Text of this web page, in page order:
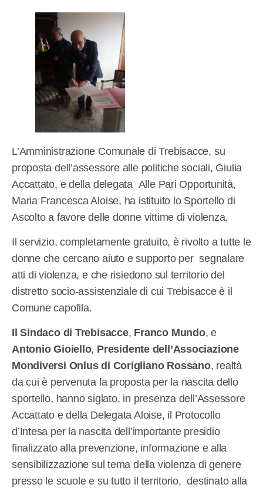
L’Amministrazione Comunale di Trebisacce, su
proposta dell’assessore alle politiche sociali, Giulia
Accattato, e della delegata Alle Pari Opportunità,
Maria Francesca Aloise, ha istituito lo Sportello di
Ascolto a favore delle donne vittime di violenza.
Il servizio, completamente gratuito, è rivolto a tutte le
donne che cercano aiuto e supporto per segnalare
atti di violenza, e che risiedono sul territorio del
distretto socio-assistenziale di cui Trebisacce è il
Comune capofila.
Il Sindaco di Trebisacce, Franco Mundo, e
Antonio Gioiello, Presidente dell’Associazione
Mondiversi Onlus di Corigliano Rossano, realtà
da cui è pervenuta la proposta per la nascita dello
sportello, hanno siglato, in presenza dell’Assessore
Accattato e della Delegata Aloise, il Protocollo
d’Intesa per la nascita dell’importante presidio
finalizzato alla prevenzione, informazione e alla
sensibilizzazione sul tema della violenza di genere
presso le scuole e su tutto il territorio, destinato alla